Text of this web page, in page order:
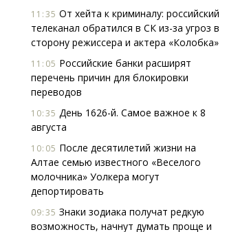
11:35 От хейта к криминалу: российский
телеканал обратился в СК из-за угроз в
сторону режиссера и актера «Колобка»
11:05 Российские банки расширят
перечень причин для блокировки
переводов
10:35 День 1626-й. Самое важное к 8
августа
10:05 После десятилетий жизни на
Алтае семью известного «Веселого
молочника» Уолкера могут
депортировать
09:35 Знаки зодиака получат редкую
возможность, начнут думать проще и